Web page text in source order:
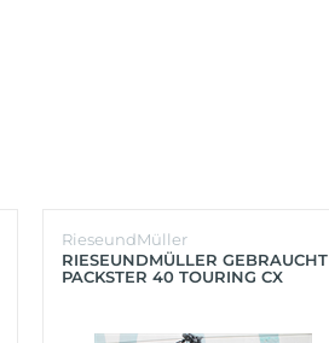
RieseundMüller
RIESEUNDMÜLLER GEBRAUCHT
PACKSTER 40 TOURING CX